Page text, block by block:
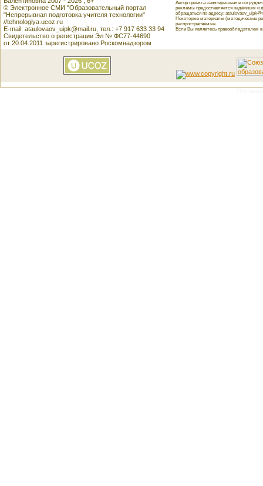
© Электронное СМИ "Образовательный портал
"Непрерывная подготовка учителя технологии"
//tehnologiya.ucoz.ru
E-mail: ataulovaov_uipk@mail.ru, тел.: +7 917 633 33 94
Свидетельство о регистрации Эл № ФС77-44690
от 20.04.2011 зарегистрировано Роскомнадзором
Автор проекта заинтересован в
рекламы предоставляется надёжным и
обращаться по адресу:
Некоторые материалы (методические
распространяемые.
Если Вы являетесь правообладателем